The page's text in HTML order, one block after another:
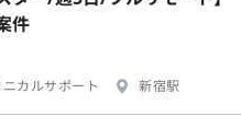
件
カルサポート
新宿駅